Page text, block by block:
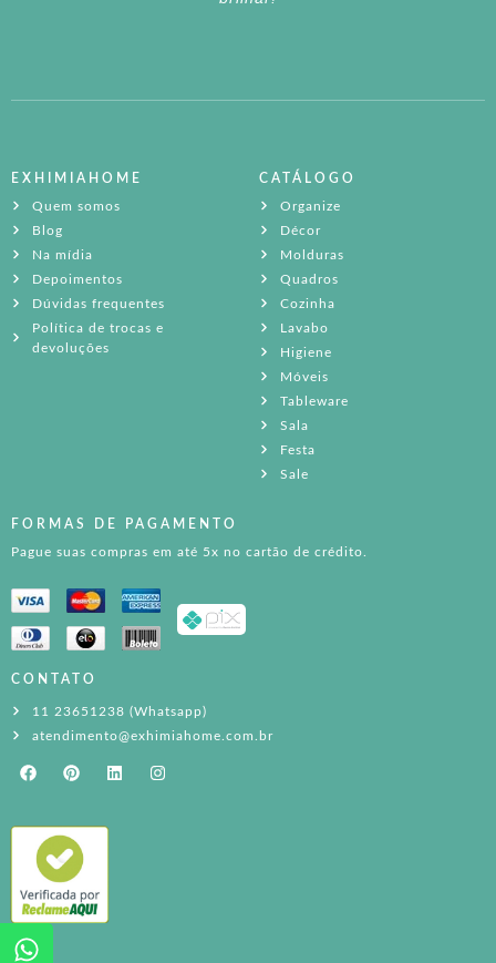
EXHIMIAHOME
Quem somos
Blog
Na mídia
Depoimentos
Dúvidas frequentes
Política de trocas e
devoluções
CATÁLOGO
Organize
Décor
Molduras
Quadros
Cozinha
Lavabo
Higiene
Móveis
Tableware
Sala
Festa
Sale
FORMAS DE PAGAMENTO
Pague suas compras em até 5x no cartão de crédito.
CONTATO
11 23651238 (Whatsapp)
atendimento@exhimiahome.com.br